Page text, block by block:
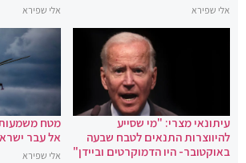
אלי שפירא אלי שפירא
עיתונאי מצרי: "מי שסייע
להיווצרות התנאים לטבח שבעה
באוקטובר- היו הדמוקרטים וביידן"
מטח
אל עבר
אלי שפירא